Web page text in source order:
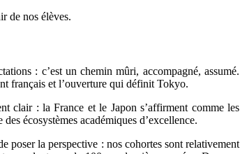
de nos élèves.
: c’est un chemin mûri, accompagné, assumé.
français et l’ouverture qui définit Tokyo.
clair : la France et le Japon s’affirment comme les
écosystèmes académiques d’excellence.
poser la perspective : nos cohortes sont relativement